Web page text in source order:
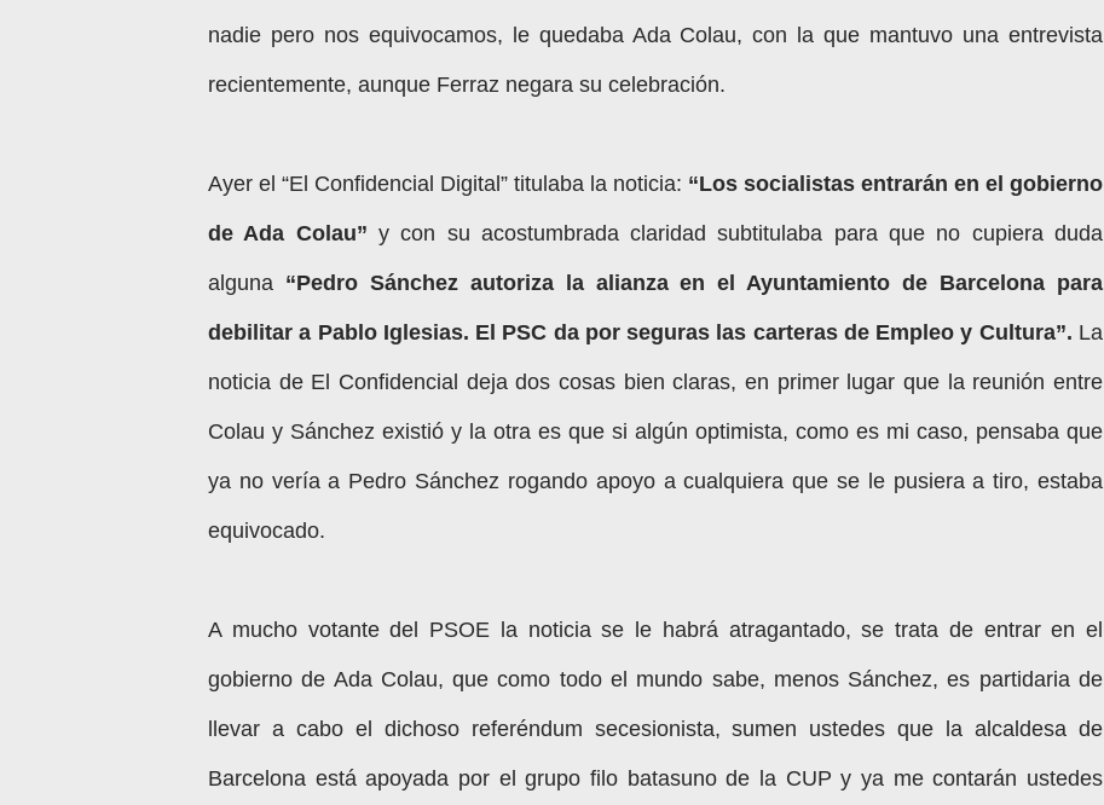
nadie pero nos equivocamos, le quedaba Ada Colau, con la que mantuvo una entrevista
recientemente, aunque Ferraz negara su celebración.
Ayer el “El Confidencial Digital” titulaba la noticia: “Los socialistas entrarán en el gobierno
de Ada Colau” y con su acostumbrada claridad subtitulaba para que no cupiera duda
alguna “Pedro Sánchez autoriza la alianza en el Ayuntamiento de Barcelona para
debilitar a Pablo Iglesias. El PSC da por seguras las carteras de Empleo y Cultura”. La
noticia de El Confidencial deja dos cosas bien claras, en primer lugar que la reunión entre
Colau y Sánchez existió y la otra es que si algún optimista, como es mi caso, pensaba que
ya no vería a Pedro Sánchez rogando apoyo a cualquiera que se le pusiera a tiro, estaba
equivocado.
A mucho votante del PSOE la noticia se le habrá atragantado, se trata de entrar en el
gobierno de Ada Colau, que como todo el mundo sabe, menos Sánchez, es partidaria de
llevar a cabo el dichoso referéndum secesionista, sumen ustedes que la alcaldesa de
Barcelona está apoyada por el grupo filo batasuno de la CUP y ya me contarán ustedes